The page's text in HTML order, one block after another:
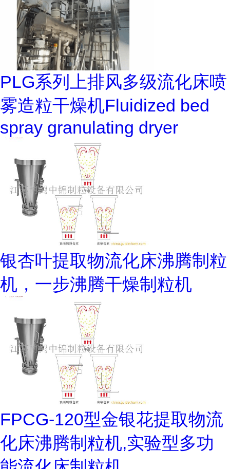
PLG系列上排风多级流化床喷
雾造粒干燥机Fluidized bed
spray granulating dryer
银杏叶提取物流化床沸腾制粒
机，一步沸腾干燥制粒机
FPCG-120型金银花提取物流
化床沸腾制粒机,实验型多功